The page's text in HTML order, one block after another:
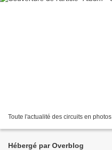
Toute l'actualité des circuits en photos
Hébergé par Overblog